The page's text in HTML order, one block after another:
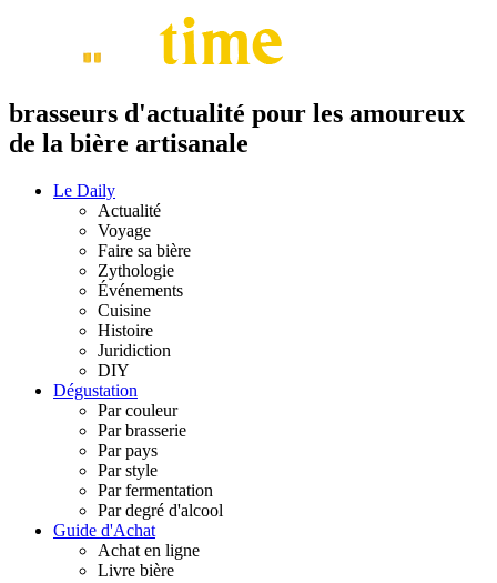
brasseurs d'actualité pour les amoureux
de la bière artisanale
Le Daily
Actualité
Voyage
Faire sa bière
Zythologie
Événements
Cuisine
Histoire
Juridiction
DIY
Dégustation
Par couleur
Par brasserie
Par pays
Par style
Par fermentation
Par degré d'alcool
Guide d'Achat
Achat en ligne
Livre bière